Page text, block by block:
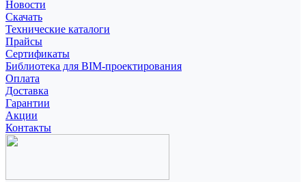
Новости
Скачать
Технические каталоги
Прайсы
Сертификаты
Библиотека для BIM-проектирования
Оплата
Доставка
Гарантии
Акции
Контакты